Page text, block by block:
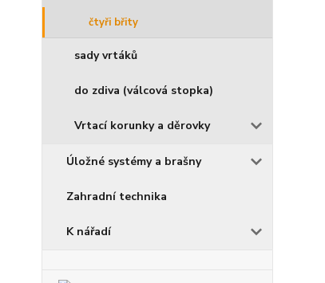
čtyři břity
sady vrtáků
do zdiva (válcová stopka)
Vrtací korunky a děrovky
Úložné systémy a brašny
Zahradní technika
K nářadí